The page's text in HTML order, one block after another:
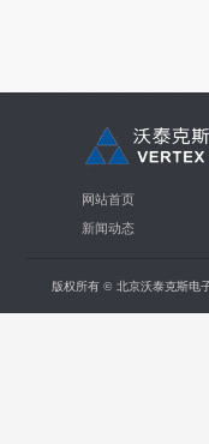
网站首页
新闻动态
版权所有 © 北京沃泰克斯电